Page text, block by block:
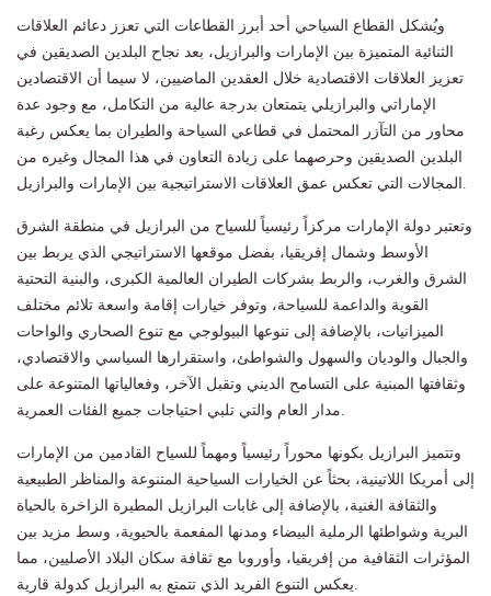
ويُشكل القطاع السياحي أحد أبرز القطاعات التي تعزز دعائم العلاقات
الثنائية المتميزة بين الإمارات والبرازيل، بعد نجاح البلدين الصديقين في
تعزيز العلاقات الاقتصادية خلال العقدين الماضيين، لا سيما أن الاقتصادين
الإماراتي والبرازيلي يتمتعان بدرجة عالية من التكامل، مع وجود عدة
محاور من التآزر المحتمل في قطاعي السياحة والطيران بما يعكس رغبة
البلدين الصديقين وحرصهما على زيادة التعاون في هذا المجال وغيره من
المجالات التي تعكس عمق العلاقات الاستراتيجية بين الإمارات والبرازيل.
وتعتبر دولة الإمارات مركزاً رئيسياً للسياح من البرازيل في منطقة الشرق
الأوسط وشمال إفريقيا، بفضل موقعها الاستراتيجي الذي يربط بين
الشرق والغرب، والربط بشركات الطيران العالمية الكبرى، والبنية التحتية
القوية والداعمة للسياحة، وتوفر خيارات إقامة واسعة تلائم مختلف
الميزانيات، بالإضافة إلى تنوعها البيولوجي مع تنوع الصحاري والواحات
والجبال والوديان والسهول والشواطئ، واستقرارها السياسي والاقتصادي،
وثقافتها المبنية على التسامح الديني وتقبل الآخر، وفعالياتها المتنوعة على
مدار العام والتي تلبي احتياجات جميع الفئات العمرية.
وتتميز البرازيل بكونها محوراً رئيسياً ومهماً للسياح القادمين من الإمارات
إلى أمريكا اللاتينية، بحثاً عن الخيارات السياحية المتنوعة والمناظر الطبيعية
والثقافة الغنية، بالإضافة إلى غابات البرازيل المطيرة الزاخرة بالحياة
البرية وشواطئها الرملية البيضاء ومدنها المفعمة بالحيوية، وسط مزيد بين
المؤثرات الثقافية من إفريقيا، وأوروبا مع ثقافة سكان البلاد الأصليين، مما
يعكس التنوع الفريد الذي تتمتع به البرازيل كدولة قارية.